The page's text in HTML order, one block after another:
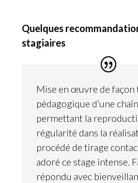
Quelques
stagiaires
Mise en œuvre de façon
pédagogique d’une
permettant la
régularité dans la
procédé de tirage
adoré ce stage intense.
répondu avec